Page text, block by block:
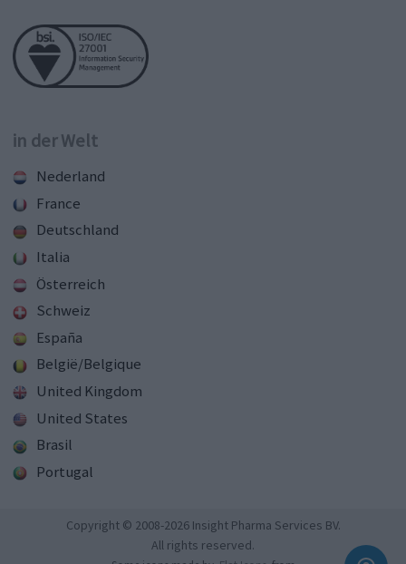
in der Welt
Nederland
France
Deutschland
Italia
Österreich
Schweiz
España
België/Belgique
United Kingdom
United States
Brasil
Portugal
Copyright © 2008-2026 Insight Pharma Services BV.
All rights reserved.